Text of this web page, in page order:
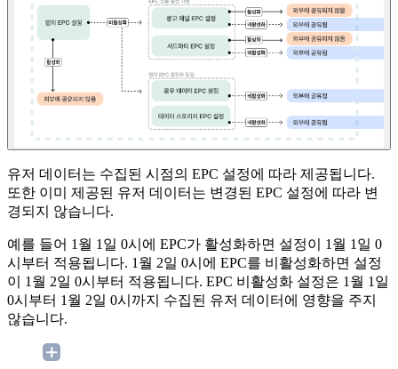
유저 데이터는 수집된 시점의 EPC 설정에 따라 제공됩니다.
또한 이미 제공된 유저 데이터는 변경된 EPC 설정에 따라 변
경되지 않습니다.
예를 들어 1월 1일 0시에 EPC가 활성화하면 설정이 1월 1일 0
시부터 적용됩니다. 1월 2일 0시에 EPC를 비활성화하면 설정
이 1월 2일 0시부터 적용됩니다. EPC 비활성화 설정은 1월 1일
0시부터 1월 2일 0시까지 수집된 유저 데이터에 영향을 주지
않습니다.